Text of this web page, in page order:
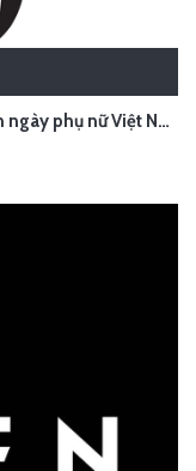
In ảnh lấy ngay cho nhãn hàng Doji nhân ngày phụ nữ Việt Nam 20/10